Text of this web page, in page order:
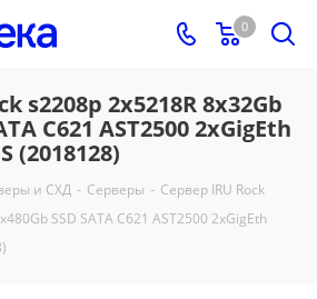
0
s2208p 2x5218R 8x32Gb
С621 AST2500 2xGigEth
(2018128)
и СХД - Серверы - Сервер IRU Rock
SSD SATA С621 AST2500 2xGigEth